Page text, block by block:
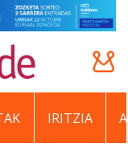
IRITZIA